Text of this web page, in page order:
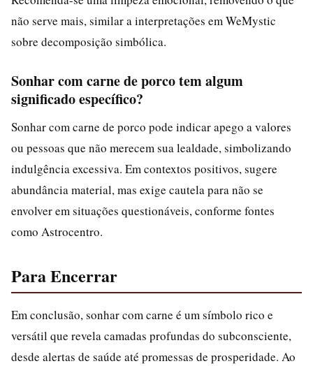
não serve mais, similar a interpretações em WeMystic
sobre decomposição simbólica.
Sonhar com carne de porco tem algum
significado específico?
Sonhar com carne de porco pode indicar apego a valores
ou pessoas que não merecem sua lealdade, simbolizando
indulgência excessiva. Em contextos positivos, sugere
abundância material, mas exige cautela para não se
envolver em situações questionáveis, conforme fontes
como Astrocentro.
Para Encerrar
Em conclusão, sonhar com carne é um símbolo rico e
versátil que revela camadas profundas do subconsciente,
desde alertas de saúde até promessas de prosperidade. Ao